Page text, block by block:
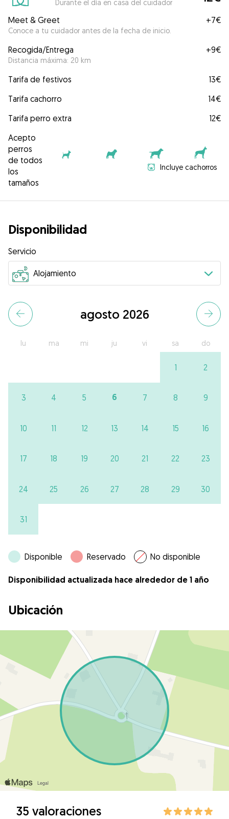
Durante el día en casa del cuidador
Meet & Greet
Conoce a tu cuidador antes de la fecha de inicio.
+7€
Recogida/Entrega
Distancia máxima: 20 km
+9€
Tarifa de festivos
13€
Tarifa cachorro
14€
Tarifa perro extra
12€
Acepto
perros
de todos
los
tamaños
Incluye cachorros
Disponibilidad
Servicio
agosto 2026
lu ma mi ju vi sa do
1 2
3 4 5 6 7 8 9
10 11 12 13 14 15 16
17 18 19 20 21 22 23
24 25 26 27 28 29 30
31
Disponible Reservado No disponible
Disponibilidad actualizada hace alrededor de 1 año
Ubicación
35 valoraciones